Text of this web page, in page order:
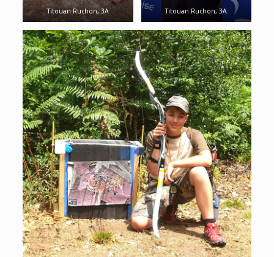
Titouan Ruchon, 3A Titouan Ruchon, 3A